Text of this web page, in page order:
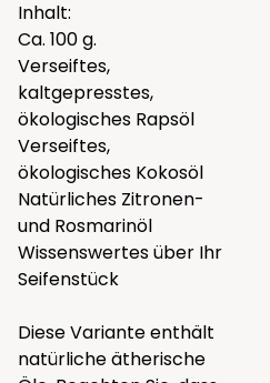
Inhalt:
Ca. 100 g.
Verseiftes,
kaltgepresstes,
ökologisches Rapsöl
Verseiftes,
ökologisches Kokosöl
Natürliches Zitronen-
und Rosmarinöl
Wissenswertes über Ihr
Seifenstück
Diese Variante enthält
natürliche ätherische